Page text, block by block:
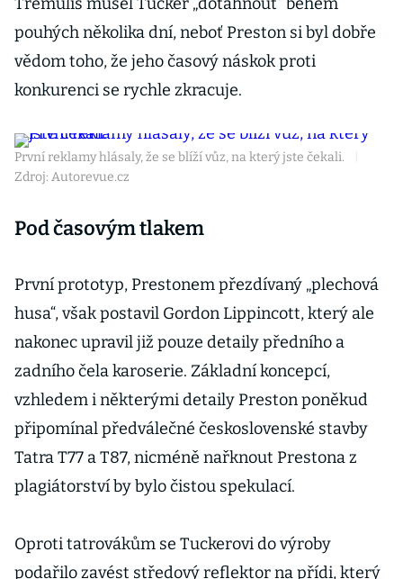
pouhých několika dní, neboť Preston si byl dobře
vědom toho, že jeho časový náskok proti
konkurenci se rychle zkracuje.
První reklamy hlásaly, že se blíží vůz, na který jste čekali.
Zdroj: Autorevue.cz
Pod časovým tlakem
První prototyp, Prestonem přezdívaný „plechová
husa“, však postavil Gordon Lippincott, který ale
nakonec upravil již pouze detaily předního a
zadního čela karoserie. Základní koncepcí,
vzhledem i některými detaily Preston poněkud
připomínal předválečné československé stavby
Tatra T77 a T87, nicméně nařknout Prestona z
plagiátorství by bylo čistou spekulací.
Oproti tatrovákům se Tuckerovi do výroby
podařilo zavést středový reflektor na přídi, který